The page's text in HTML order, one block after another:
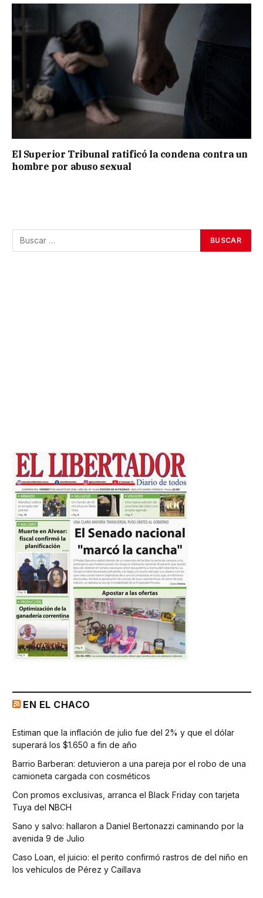
El Superior Tribunal ratificó la condena contra un
hombre por abuso sexual
EN EL CHACO
Estiman que la inflación de julio fue del 2% y que el dólar
superará los $1.650 a fin de año
Barrio Barberan: detuvieron a una pareja por el robo de una
camioneta cargada con cosméticos
Con promos exclusivas, arranca el Black Friday con tarjeta
Tuya del NBCH
Sano y salvo: hallaron a Daniel Bertonazzi caminando por la
avenida 9 de Julio
Caso Loan, el juicio: el perito confirmó rastros de del niño en
los vehículos de Pérez y Caillava